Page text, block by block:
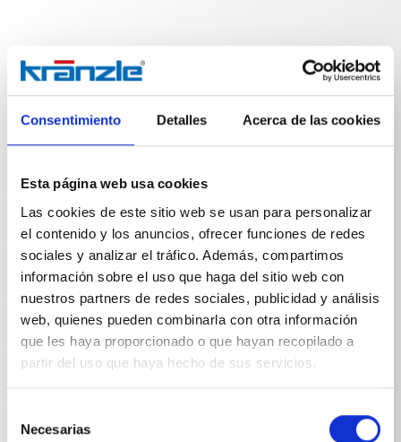
Consentimiento Detalles Acerca de las cookies
Esta página web usa cookies
Las cookies de este sitio web se usan para personalizar
el contenido y los anuncios, ofrecer funciones de redes
sociales y analizar el tráfico. Además, compartimos
información sobre el uso que haga del sitio web con
nuestros partners de redes sociales, publicidad y análisis
web, quienes pueden combinarla con otra información
que les haya proporcionado o que hayan recopilado a
partir del uso que haya hecho de sus servicios.
Necesarias
Boquilla para hendiduras
para uso en lugares estrechos
Dimensiones L 300 mm
Conexión 35 mm
Especificaciones técnicas